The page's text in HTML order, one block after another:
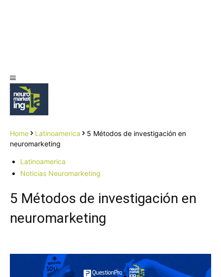
Home Latinoamerica
5 Métodos de investigación en
neuromarketing
Latinoamerica
Noticias Neuromarketing
5 Métodos de investigación en
neuromarketing